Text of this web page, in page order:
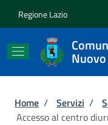
Regione Lazio
Nuovo
Briciole di
Home / Servizi /
Accesso al centro